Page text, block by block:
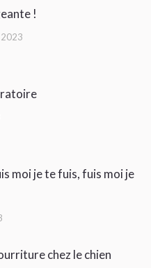
!
moi je te fuis, fuis moi je
chez le chien